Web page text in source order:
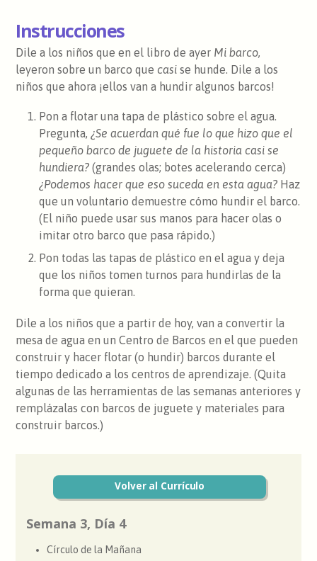
Instrucciones
Dile a los niños que en el libro de ayer Mi barco,
leyeron sobre un barco que casise hunde. Dile a los
niños que ahora ¡ellos van a hundir algunos barcos!
Pon a flotar una tapa de plástico sobre el agua.
Pregunta, ¿Se acuerdan qué fue lo que hizo que el
pequeño barco de juguete de la historia casi se
hundiera? (grandes olas; botes acelerando cerca)
¿Podemos hacer que eso suceda en esta agua? Haz
que un voluntario demuestre cómo hundir el barco.
(El niño puede usar sus manos para hacer olas o
imitar otro barco que pasa rápido.)
Pon todas las tapas de plástico en el agua y deja
que los niños tomen turnos para hundirlas de la
forma que quieran.
Dile a los niños que a partir de hoy, van a convertir la
mesa de agua en un Centro de Barcos en el que pueden
construir y hacer flotar (o hundir) barcos durante el
tiempo dedicado a los centros de aprendizaje. (Quita
algunas de las herramientas de las semanas anteriores y
remplázalas con barcos de juguete y materiales para
construir barcos.)
Volver al Currículo
Semana 3, Día 4
Círculo de la Mañana